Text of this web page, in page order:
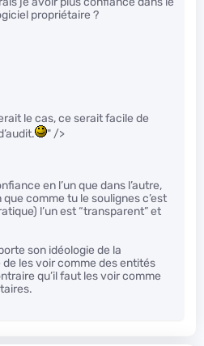
propriétaire ?
le cas, ce serait facile de
" />
en l’un que dans l’autre,
comme tu le soulignes c’est
l’un est “transparent” et
son idéologie de la
les voir comme des entités
qu’il faut les voir comme